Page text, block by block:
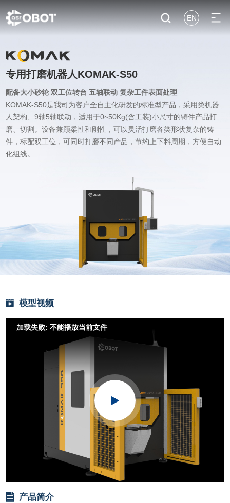
EN
专用打磨机器人KOMAK-S50
配备大小砂轮 双工位转台 五轴联动 复杂工件表面处理
KOMAK-S50是我司为客户全自主化研发的标准型产品，采用类机器
人架构、9轴5轴联动，适用于0~50Kg(含工装)小尺寸的铸件产品打
磨、切割。设备兼顾柔性和刚性，可以灵活打磨各类形状复杂的铸
件，标配双工位，可同时打磨不同产品，节约上下料周期，方便自动
化组线。
模型视频
加载失败: 不能播放当前文件
产品简介